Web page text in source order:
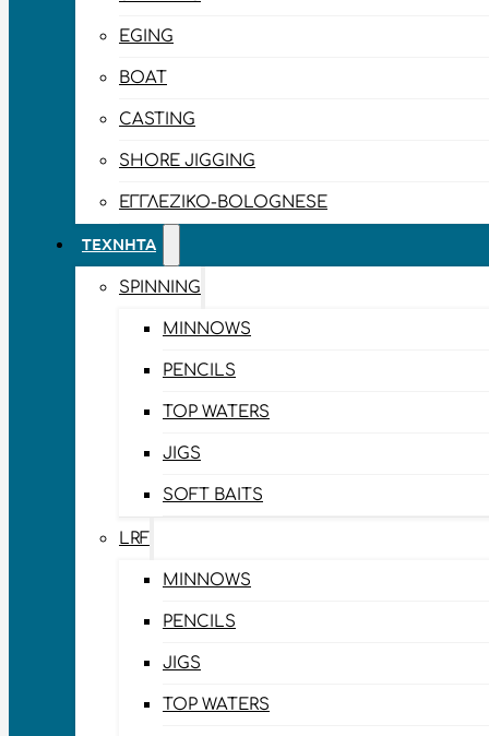
EGING
BOAT
CASTING
SHORE JIGGING
ΕΓΓΛΈΖΙΚΟ-BOLOGNESE
ΤΕΧΝΗΤΆ
SPINNING
MINNOWS
PENCILS
TOP WATERS
JIGS
SOFT BAITS
LRF
MINNOWS
PENCILS
JIGS
TOP WATERS